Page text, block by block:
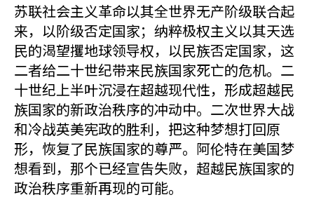
苏联社会主义革命以其全世界无产阶级联合起
来，以阶级否定国家；纳粹极权主义以其天选
民的渴望攫地球领导权，以民族否定国家，这
二者给二十世纪带来民族国家死亡的危机。二
十世纪上半叶沉浸在超越现代性，形成超越民
族国家的新政治秩序的冲动中。二次世界大战
和冷战英美宪政的胜利，把这种梦想打回原
形，恢复了民族国家的尊严。阿伦特在美国梦
想看到，那个已经宣告失败，超越民族国家的
政治秩序重新再现的可能。